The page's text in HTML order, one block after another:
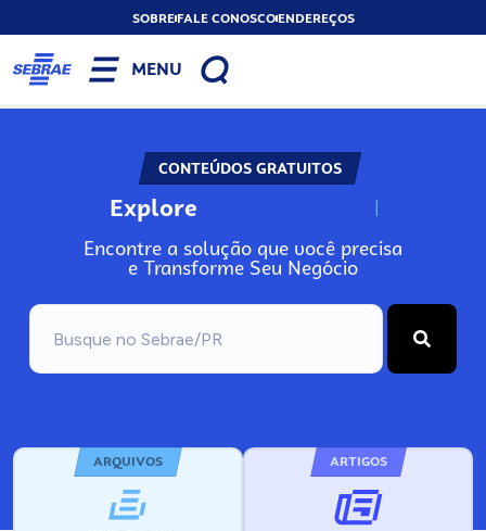
SOBREFALE CONOSCOENDEREÇOS
MENU
CONTEÚDOS GRATUITOS
Explore N
Encontre a solução que você precisa
e Transforme Seu Negócio
ARQUIVOS ARTIGOS